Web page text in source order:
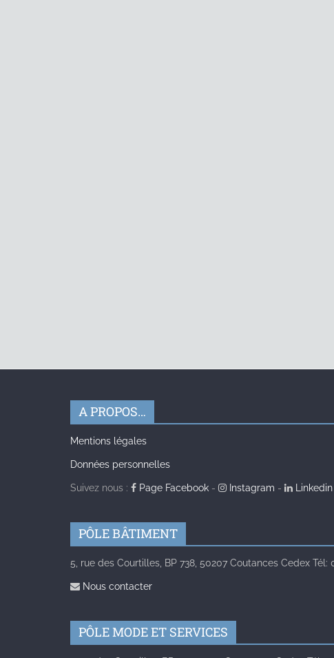
A PROPOS…
Mentions légales
Données personnelles
Suivez nous : Page Facebook - Instagram - Linkedin
PÔLE BÂTIMENT
5, rue des Courtilles, BP 738, 50207 Coutances Cedex Tél:
Nous contacter
PÔLE MODE ET SERVICES